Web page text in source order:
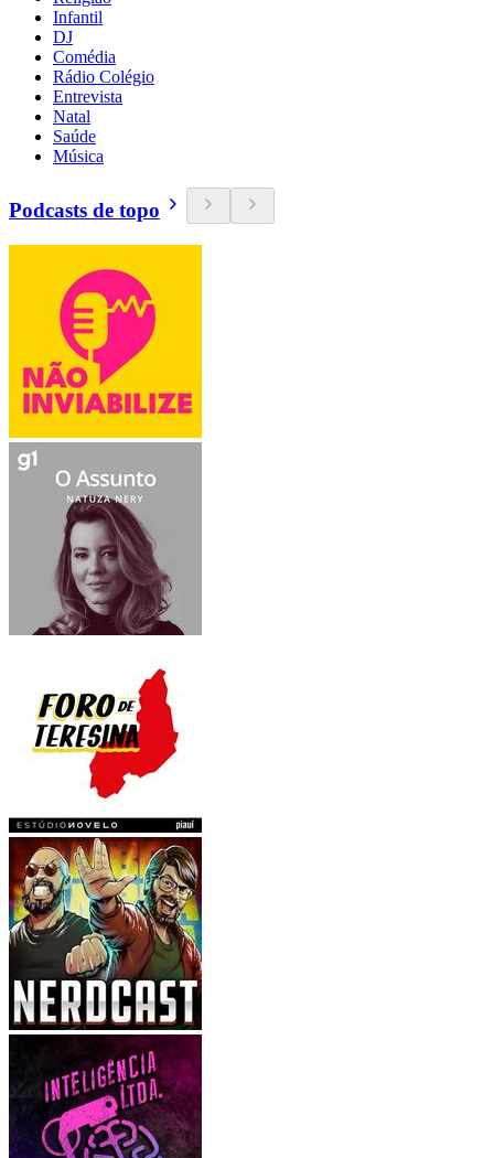
Infantil
DJ
Comédia
Rádio Colégio
Entrevista
Natal
Saúde
Música
Podcasts de topo